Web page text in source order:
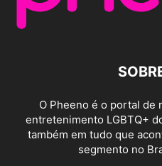
O Pheeno é o portal de
entretenimento LGBTQ+
também em tudo que
segmento no